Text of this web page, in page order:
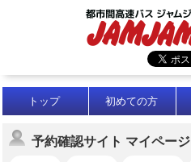
トップ 初めての方
予約確認サイト マイページ